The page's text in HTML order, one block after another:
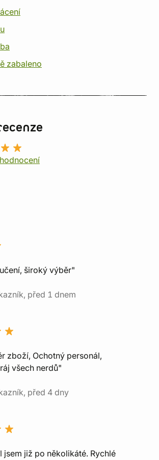
zabaleno
široký výběr"
před 1 dnem
zboží, Ochotný personál,
všech nerdů"
před 4 dny
jsem již po několikáté. Rychlé